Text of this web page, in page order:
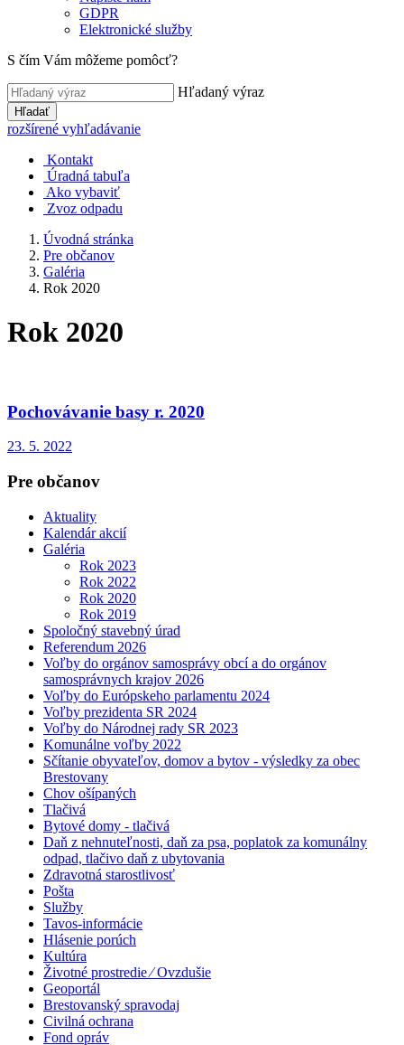
GDPR
Elektronické služby
S čím Vám môžeme pomôcť?
Hľadaný výraz
Hľadať
rozšírené vyhľadávanie
Kontakt
Úradná tabuľa
Ako vybaviť
Zvoz odpadu
Úvodná stránka
Pre občanov
Galéria
Rok 2020
Rok 2020
Pochovávanie basy r. 2020
23. 5. 2022
Pre občanov
Aktuality
Kalendár akcií
Galéria
Rok 2023
Rok 2022
Rok 2020
Rok 2019
Spoločný stavebný úrad
Referendum 2026
Voľby do orgánov samosprávy obcí a do orgánov
samosprávnych krajov 2026
Voľby do Európskeho parlamentu 2024
Voľby prezidenta SR 2024
Voľby do Národnej rady SR 2023
Komunálne voľby 2022
Sčítanie obyvateľov, domov a bytov - výsledky za obec
Brestovany
Chov ošípaných
Tlačivá
Bytové domy - tlačivá
Daň z nehnuteľnosti, daň za psa, poplatok za komunálny
odpad, tlačivo daň z ubytovania
Zdravotná starostlivosť
Pošta
Služby
Tavos-informácie
Hlásenie porúch
Kultúra
Životné prostredie ⁄ Ovzdušie
Geoportál
Brestovanský spravodaj
Civilná ochrana
Fond opráv